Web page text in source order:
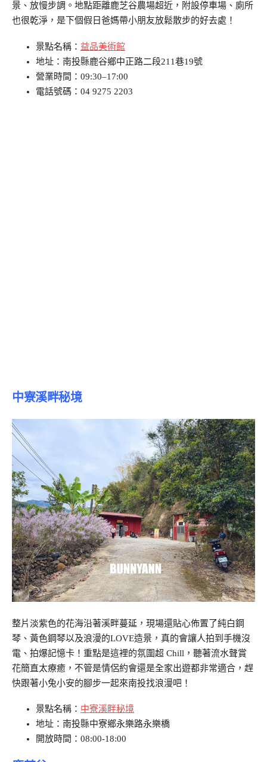
景、放慢步調。地點距離鹿芝谷農場超近，附設停車場、廁所
也很乾淨，是下個假日爸媽帶小朋友放鬆散步的好去處！
景點名稱： 益品美術館
地址：南投縣鹿谷鄉中正路二段211巷19號
營業時間：09:30–17:00
電話號碼：04 9275 2203
中寮溪畔秘境
整片淡紫色的花海沿著溪畔蔓延，現場還貼心佈置了純白鋼
琴、黃色鋼琴以及浪漫的LOVE造景，真的會讓人拍到手機沒
電、拍爆記憶卡！重點是這裡的氛圍超 Chill，聽著流水聲賞
花簡直太療癒，不管是情侶約會還是全家出遊都非常適合，趕
快跟著小兔小安的腳步一起來南投找浪漫吧！
景點名稱： 中寮溪畔秘境
地址：南投縣中寮鄉永樂路永樂橋
開放時間：08:00-18:00